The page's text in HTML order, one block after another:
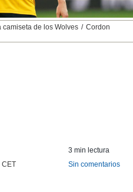
de los Wolves
Cordon
CET
3 min lectura
Sin comentarios